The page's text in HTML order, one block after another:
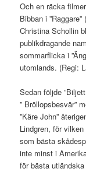
Och en räcka
Bibban i
Christina Schollin
publikdragande
sommarflicka i
utomlands. (Regi:
Sedan följde
” Bröllopsbesvär”
”Käre John”
Lindgren, för
som bästa
inte minst i
för bästa